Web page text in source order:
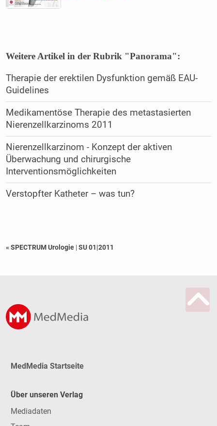
Weitere Artikel in der Rubrik "Panorama":
Therapie der erektilen Dysfunktion gemäß EAU-
Guidelines
Medikamentöse Therapie des metastasierten
Nierenzellkarzinoms 2011
Nierenzellkarzinom - Konzept der aktiven
Überwachung und chirurgische
Interventionsmöglichkeiten
Verstopfter Katheter – was tun?
« SPECTRUM Urologie |SU 01|2011
MedMedia Startseite
Über unseren Verlag
Mediadaten